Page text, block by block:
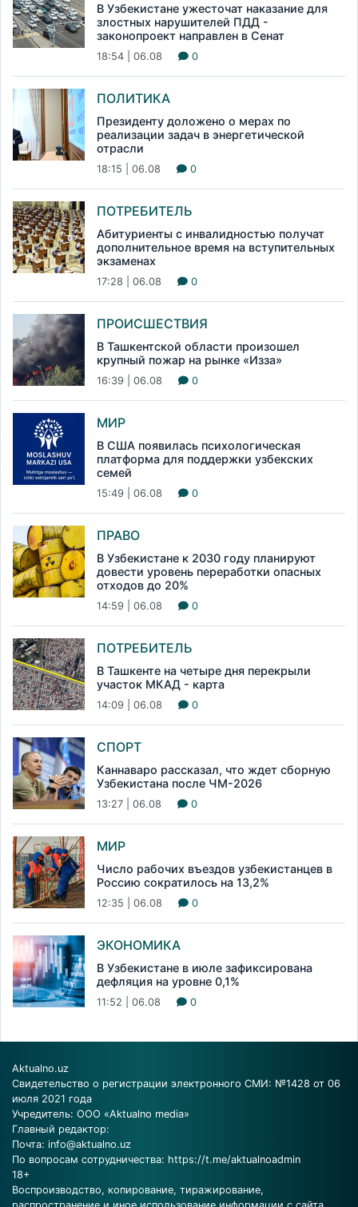
В Узбекистане ужесточат наказание для
злостных нарушителей ПДД -
законопроект направлен в Сенат
18:54 | 06.08 0
ПОЛИТИКА
Президенту доложено о мерах по
реализации задач в энергетической
отрасли
18:15 | 06.08 0
ПОТРЕБИТЕЛЬ
Абитуриенты с инвалидностью получат
дополнительное время на вступительных
экзаменах
17:28 | 06.08 0
ПРОИСШЕСТВИЯ
В Ташкентской области произошел
крупный пожар на рынке «Изза»
16:39 | 06.08 0
МИР
В США появилась психологическая
платформа для поддержки узбекских
семей
15:49 | 06.08 0
ПРАВО
В Узбекистане к 2030 году планируют
довести уровень переработки опасных
отходов до 20%
14:59 | 06.08 0
ПОТРЕБИТЕЛЬ
В Ташкенте на четыре дня перекрыли
участок МКАД - карта
14:09 | 06.08 0
СПОРТ
Каннаваро рассказал, что ждет сборную
Узбекистана после ЧМ-2026
13:27 | 06.08 0
МИР
Число рабочих въездов узбекистанцев в
Россию сократилось на 13,2%
12:35 | 06.08 0
ЭКОНОМИКА
В Узбекистане в июле зафиксирована
дефляция на уровне 0,1%
11:52 | 06.08 0
Aktualno.uz
Свидетельство о регистрации электронного СМИ: №1428 от 06
июля 2021 года
Учредитель: ООО «Aktualno media»
Главный редактор:
Почта: info@aktualno.uz
По вопросам сотрудничества: https://t.me/aktualnoadmin
18+
Воспроизводство, копирование, тиражирование,